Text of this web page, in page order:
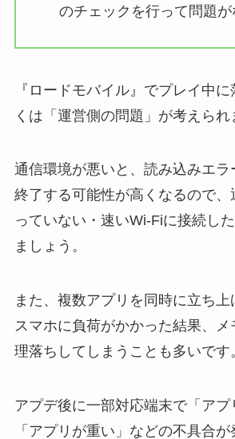
のチェックを行って問題
『ロードモバイル』でプレイ中
くは「運営側の問題」が考えられ
通信環境が悪いと、読み込みエラ
終了する可能性が高くなるので
っていない・速いWi-Fiに接続し
ましょう。
また、複数アプリを同時に立ち上
スマホに負荷がかかった結果、
理落ちしてしまうことも多いです
アプデ後に一部対応端末で「アプ
「アプリが重い」などの不具合